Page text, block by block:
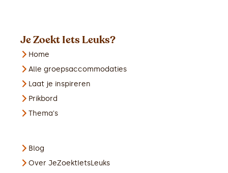
Je Zoekt Iets Leuks?
Home
Alle groepsaccommodaties
Laat je inspireren
Prikbord
Thema's
Blog
Over JeZoektIetsLeuks